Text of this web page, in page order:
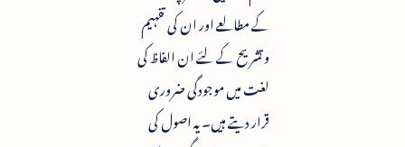
کے مطالعے اور ان کی تفہیم
و تشریح کے لئے ان الفاظ کی
لغت میں موجودگی ضروری
قرار دیتے ہیں۔ یہ اصول کی